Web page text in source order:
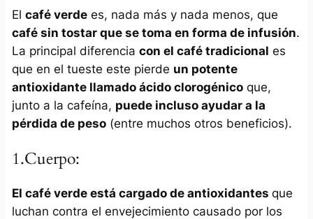
El café verdees, nada más y nada menos, que
café sin tostar que se toma en forma de infusión.
La principal diferencia con el café tradicional es
que en el tueste este pierde un potente
antioxidante llamado ácido clorogénicoque,
junto a la cafeína, puede incluso ayudar a la
pérdida de peso(entre muchos otros beneficios).
1.Cuerpo:
El café verde está cargado de antioxidantes que
luchan contra el envejecimiento causado por los